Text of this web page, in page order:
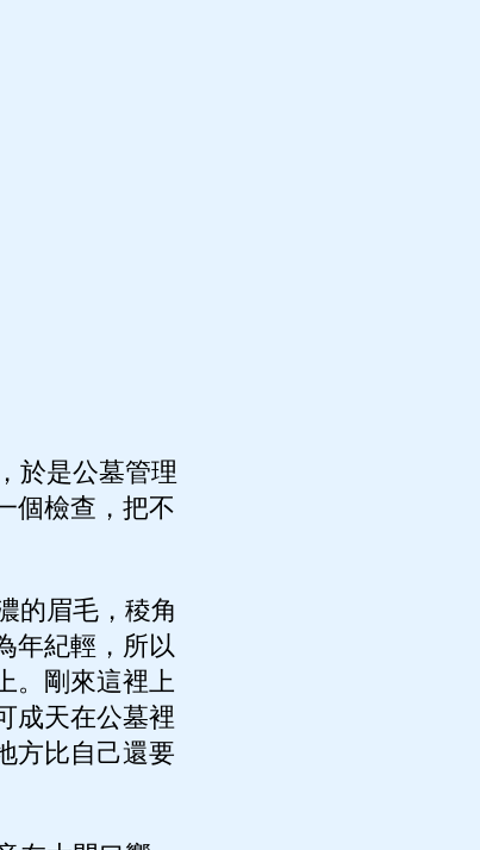
於是公墓管理
個檢查，把不
的眉毛，稜角
年紀輕，所以
。剛來這裡上
成天在公墓裡
方比自己還要